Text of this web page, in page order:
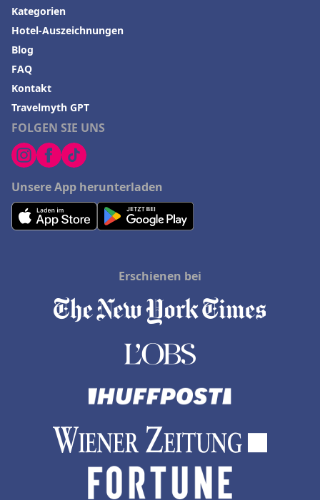
FOLGEN SIE UNS
Unsere App herunterladen
Kategorien
Hotel-Auszeichnungen
Blog
FAQ
Kontakt
Travelmyth GPT
Erschienen bei